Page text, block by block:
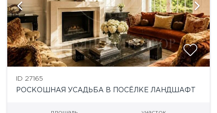
ID 27165
РОСКОШНАЯ УСАДЬБА В ПОСЁЛКЕ ЛАНДШАФТ